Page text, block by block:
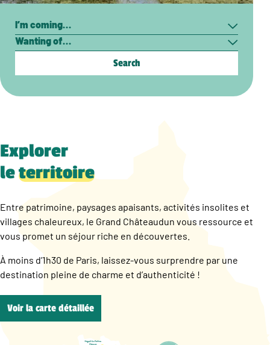
Search
Explorer
leterritoire
Entre patrimoine, paysages apaisants, activités insolites et
villages chaleureux, le Grand Châteaudun vous ressource et
vous promet un séjour riche en découvertes.
À moins d’1h30 de Paris, laissez-vous surprendre par une
destination pleine de charme et d’authenticité !
Voir la carte détaillée